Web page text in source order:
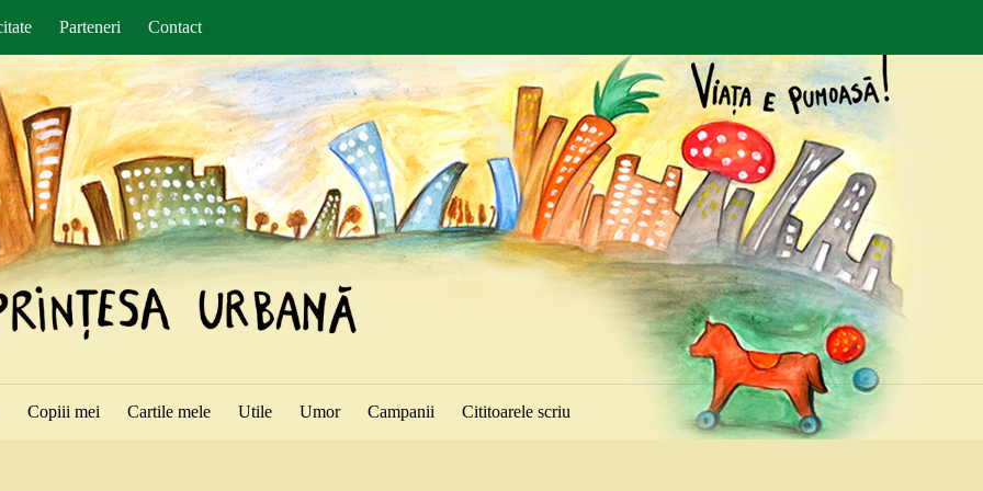
Parteneri Contact
Copiii mei Cartile mele Utile Umor Campanii Cititoarele scriu